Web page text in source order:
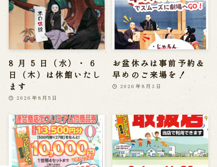
予約
WEB予約
メールフォームから予約
お電話で予約
求人情報
※株式会社うずのくに南あわじの求人情報ページへ移動します
関連施設
8 月 5 日（水）・ 6
日（木）は休館いたし
ます
2026年8月5日
お盆休みは事前予約＆
早めのご来場を！
2026年8月3日